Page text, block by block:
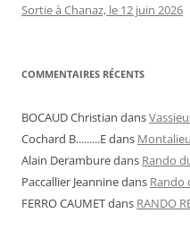
Sortie à Chanaz, le 12 juin 2026
COMMENTAIRES RÉCENTS
BOCAUD Christian dans
Cochard B.........Edans
Alain Deramburedans Rando
Paccallier Jeanninedans Rando
FERRO CAUMETdans RANDO